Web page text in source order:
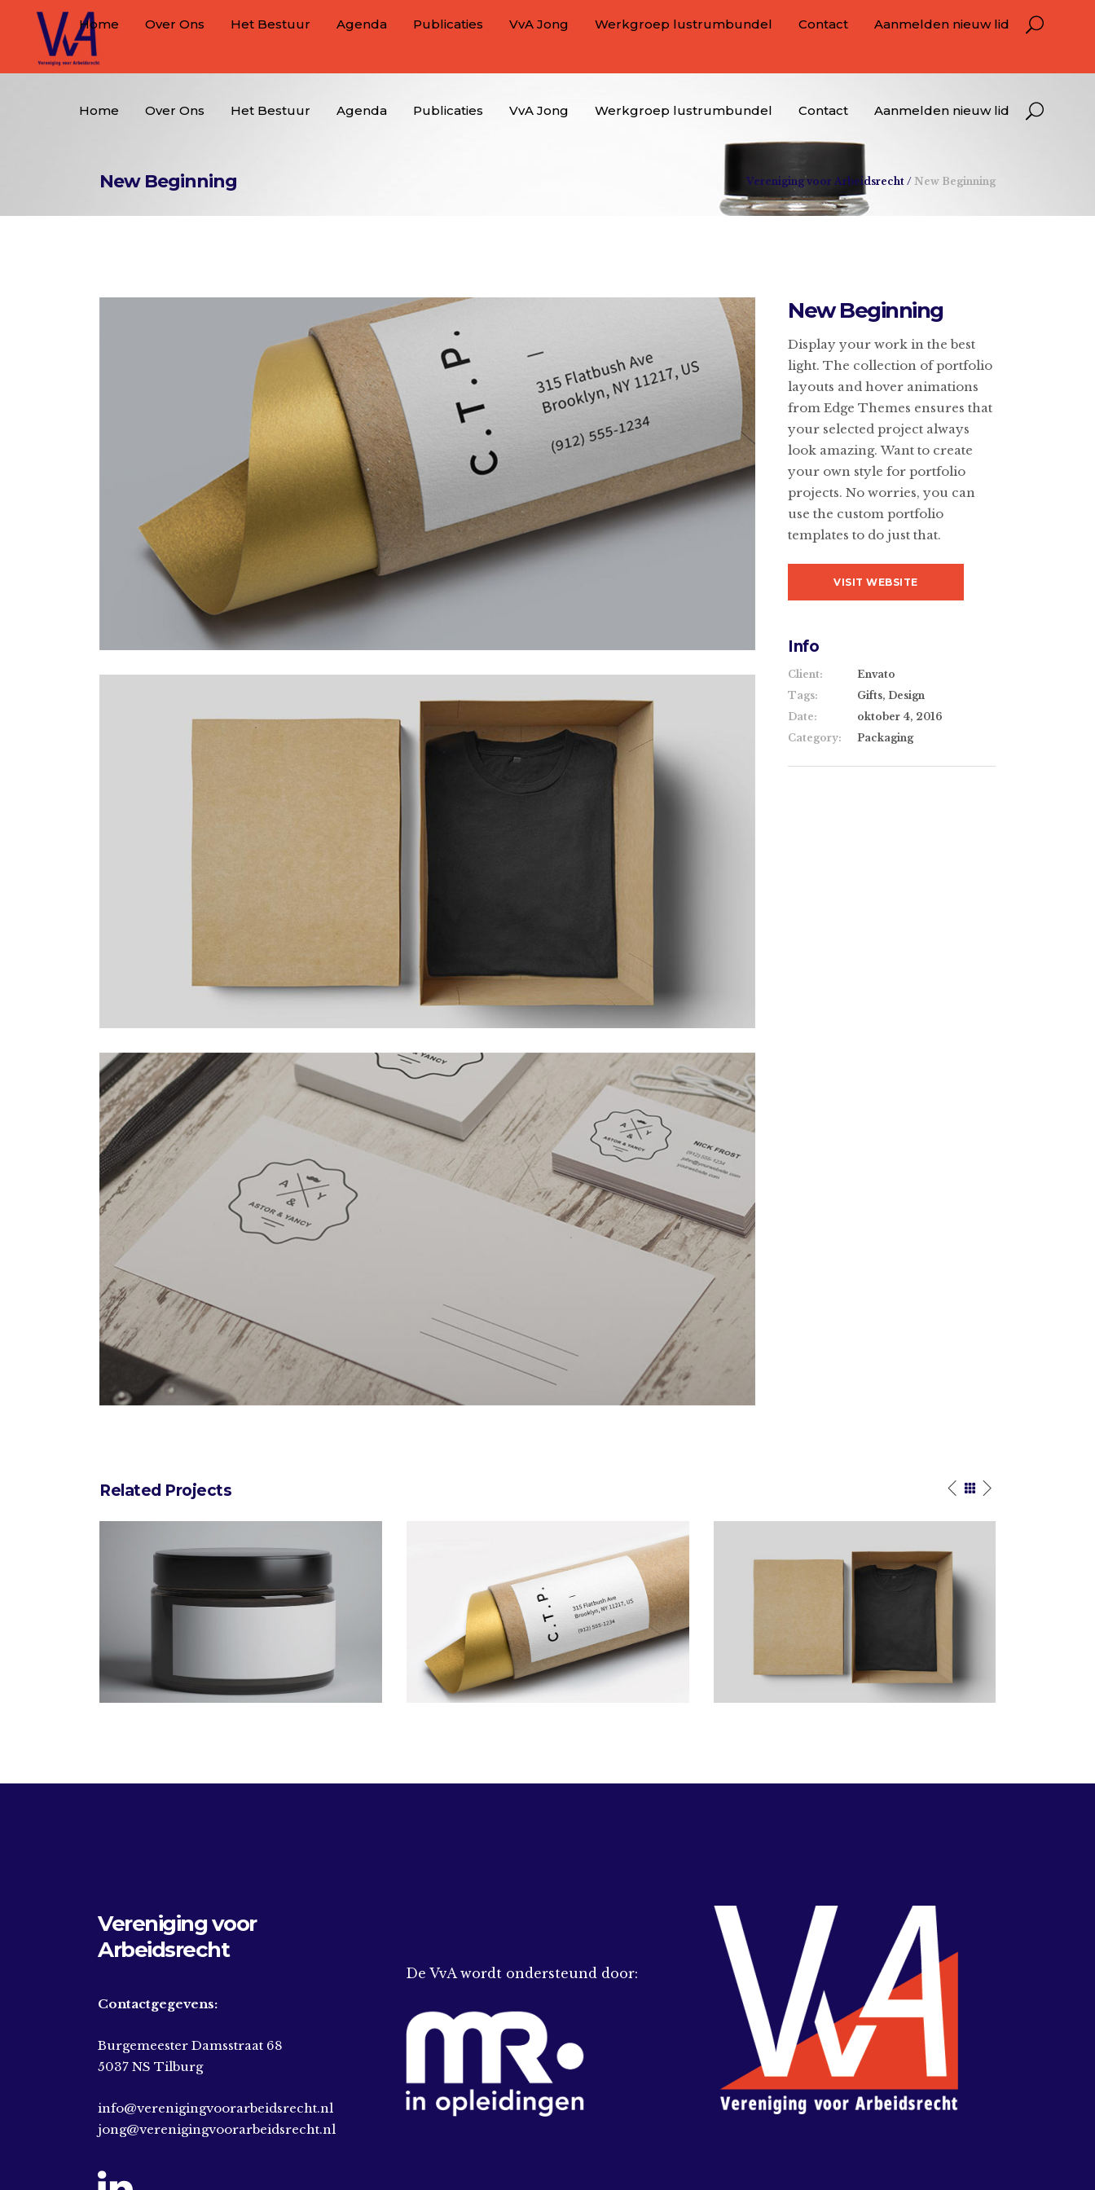
Home Over Ons Het Bestuur Agenda Publicaties VvA Jong Werkgroep lustrumbundel Contact Aanmelden nieuw lid
Home Over Ons Het Bestuur Agenda Publicaties VvA Jong Werkgroep lustrumbundel Contact Aanmelden nieuw lid
New Beginning Vereniging voor Arbeidsrecht / New Beginning
New Beginning
Display your work in the best
light. The collection of portfolio
layouts and hover animations
from Edge Themes ensures that
your selected project always
look amazing. Want to create
your own style for portfolio
projects. No worries, you can
use the custom portfolio
templates to do just that.
VISIT WEBSITE
Info
Client:
Envato
Tags:
Gifts, Design
Date:
oktober 4, 2016
Category:
Packaging
Related Projects
Design Tutorials Art Breakfast Yellow Design
Vereniging voor
Arbeidsrecht
Contactgegevens:
Burgemeester Damsstraat 68
5037 NS Tilburg
info@verenigingvoorarbeidsrecht.nl
jong@verenigingvoorarbeidsrecht.nl
De VvA wordt ondersteund door: